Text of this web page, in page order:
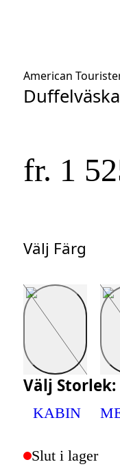
American
fr. 1
Välj Färg
Välj Färg
Välj Storlek:
KABIN
Slut i lager